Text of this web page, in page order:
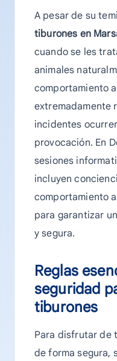
A pesar de su
tiburones en
cuando se les
animales
comportamiento
extremadamente
incidentes
provocación. En
sesiones
incluyen
comportamiento
para garantizar
y segura.
Reglas
seguridad
tiburones
Para disfrutar de
de forma segura,